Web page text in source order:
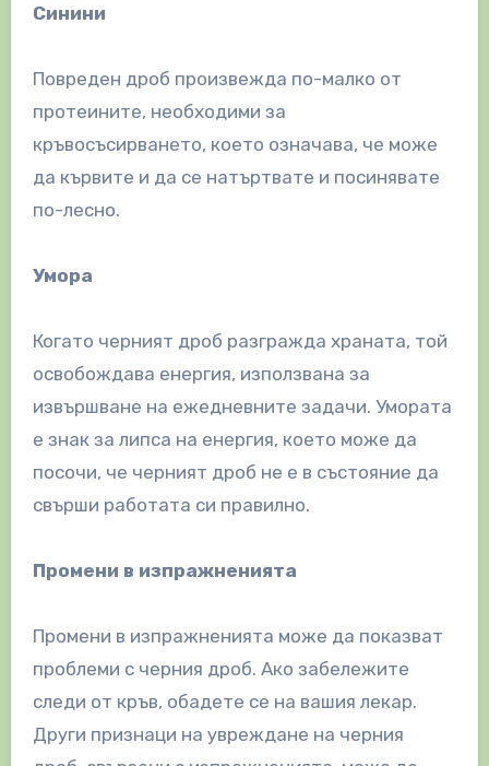
Синини
Повреден дроб произвежда по-малко от
протеините, необходими за
кръвосъсирването, което означава, че може
да кървите и да се натъртвате и посинявате
по-лесно.
Умора
Когато черният дроб разгражда храната, той
освобождава енергия, използвана за
извършване на ежедневните задачи. Умората
е знак за липса на енергия, което може да
посочи, че черният дроб не е в състояние да
свърши работата си правилно.
Промени в изпражненията
Промени в изпражненията може да показват
проблеми с черния дроб. Ако забележите
следи от кръв, обадете се на вашия лекар.
Други признаци на увреждане на черния